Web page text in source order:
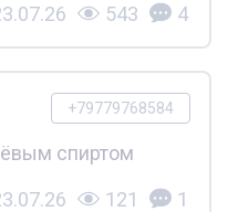
543 4
+79779768584
спиртом
121 1